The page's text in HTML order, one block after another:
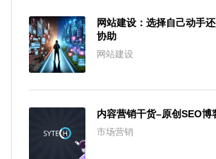
网站建设：选择自己动手
协助
网站建设
内容营销干货–原创SEO博
市场营销